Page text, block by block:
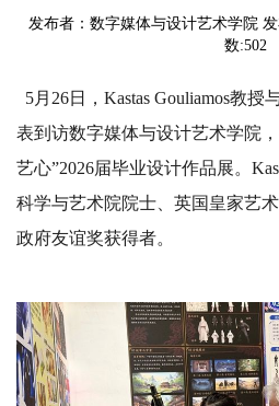
发布者：数字媒体与设计艺术学院
数:502
5月26日，Kastas Gouliamos教
表到访数字媒体与设计艺术学院
艺心”2026届毕业设计作品展。
科学与艺术院院士、英国皇家艺
政府友谊奖获得者。